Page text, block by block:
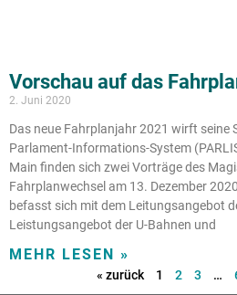
Vorschau auf das
2. Juni 2020
Das neue Fahrplanjahr 2021 wirft seine
Parlament-Informations-System
Main finden sich zwei Vorträge des
Fahrplanwechsel am 13. Dezember
befasst sich mit dem Leitungsangebot
Leistungsangebot der U-Bahnen und
MEHR LESEN »
« zurück 1 2 3 …